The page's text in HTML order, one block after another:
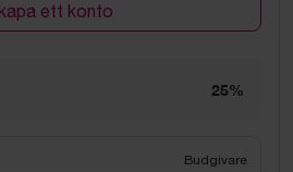
ett konto
25%
Budgivare